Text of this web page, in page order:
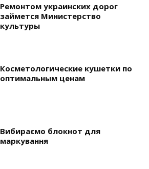
Ремонтом украинских дорог
займется Министерство
культуры
Косметологические кушетки по
оптимальным ценам
Вибираємо блокнот для
маркування